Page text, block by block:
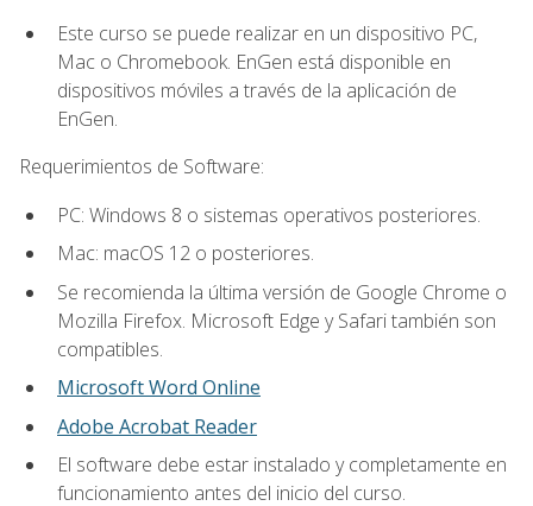
Este curso se puede realizar en un dispositivo PC,
Mac o Chromebook. EnGen está disponible en
dispositivos móviles a través de la aplicación de
EnGen.
Requerimientos de Software:
PC: Windows 8 o sistemas operativos posteriores.
Mac: macOS 12 o posteriores.
Se recomienda la última versión de Google Chrome o
Mozilla Firefox. Microsoft Edge y Safari también son
compatibles.
Microsoft Word Online
Adobe Acrobat Reader
El software debe estar instalado y completamente en
funcionamiento antes del inicio del curso.